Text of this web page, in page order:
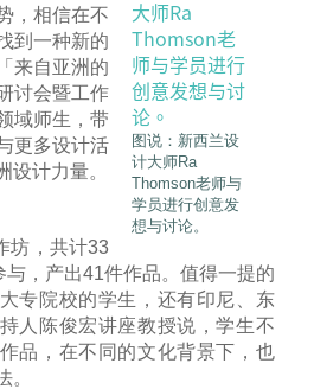
图说：新西兰设
计大师Ra
Thomson老师与
学员进行创意发
想与讨论。
，相信在不
到一种新的
来自亚洲的
讨会暨工作
域师生，带
更多设计活
设计力量。
坊，共计33
与，产出41件作品。值得一提的
专院校的学生，还有印尼、东
人陈俊宏讲座教授说，学生不
品，在不同的文化背景下，也
。